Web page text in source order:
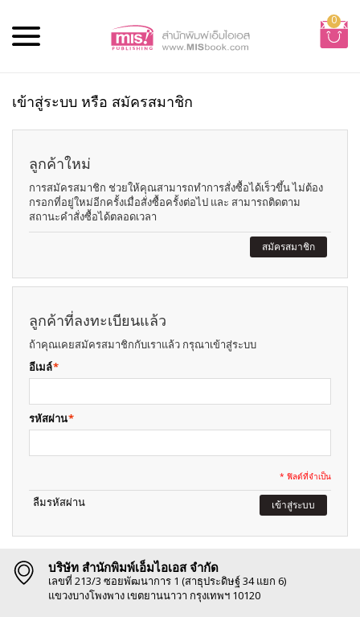
0
เข้าสู่ระบบ หรือ สมัครสมาชิก
ลูกค้าใหม่
การสมัครสมาชิก ช่วยให้คุณสามารถทำการสั่งซื้อได้เร็วขึ้น ไม่ต้อง
กรอกที่อยู่ใหม่อีกครั้งเมื่อสั่งซื้อครั้งต่อไป และ สามารถติดตาม
สถานะคำสั่งซื้อได้ตลอดเวลา
สมัครสมาชิก
ลูกค้าที่ลงทะเบียนแล้ว
ถ้าคุณเคยสมัครสมาชิกกับเราแล้ว กรุณาเข้าสู่ระบบ
*
อีเมล์
*
รหัสผ่าน
* ฟิลด์ที่จำเป็น
ลืมรหัสผ่าน เข้าสู่ระบบ
บริษัท สำนักพิมพ์เอ็มไอเอส จำกัด
เลขที่ 213/3 ซอยพัฒนาการ 1 (สาธุประดิษฐ์ 34 แยก 6)
แขวงบางโพงพาง เขตยานนาวา กรุงเทพฯ 10120